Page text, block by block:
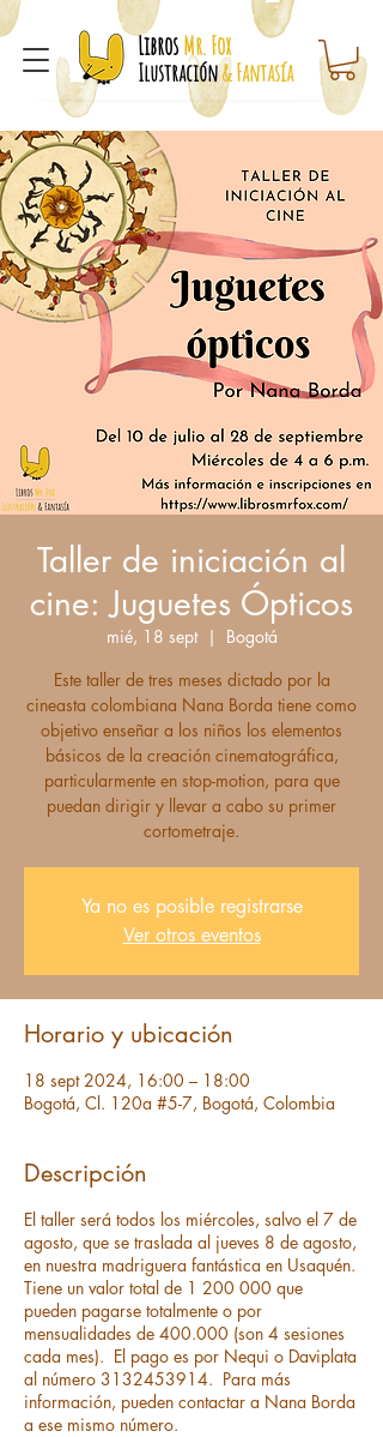
LibrosMr. Fox
Ilustración& Fantasía
Taller de iniciación al
cine: Juguetes Ópticos
mié, 18 sept
  |
Bogotá
Este taller de tres meses dictado por la
cineasta colombiana Nana Borda tiene como
objetivo enseñar a los niños los elementos
básicos de la creación cinematográfica,
particularmente en stop-motion, para que
puedan dirigir y llevar a cabo su primer
cortometraje.
Ya no es posible registrarse
Ver otros eventos
Horario y ubicación
18 sept 2024, 16:00 – 18:00
Bogotá, Cl. 120a #5-7, Bogotá, Colombia
Descripción
El taller será todos los miércoles, salvo el 7 de
agosto, que se traslada al jueves 8 de agosto,
en nuestra madriguera fantástica en Usaquén.
Tiene un valor total de 1 200 000 que
pueden pagarse totalmente o por
mensualidades de 400.000 (son 4 sesiones
cada mes). El pago es por Nequi o Daviplata
al número 3132453914. Para más
información, pueden contactar a Nana Borda
a ese mismo número.